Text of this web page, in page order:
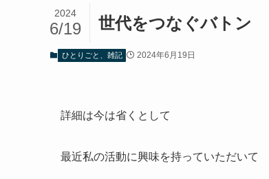
世代をつなぐバトン
2024
6/19
ひとりごと、雑記 2024年6月19日
詳細は今は省くとして
最近私の活動に興味を持っていただいて